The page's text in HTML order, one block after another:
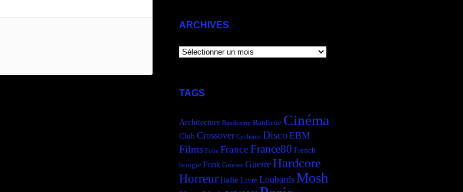
ARCHIVES
ARCHIVES
TAGS
Architecture Bandcamp Banlieue Cinéma
Club Crossover Cyclisme DiscoEBM
Films Folie France France80 French
boogie Funk Groove GuerreHardcore
HorreurItalie Livre LoubardsMosh